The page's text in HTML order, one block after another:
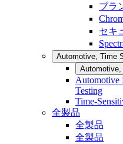
ブラ
セキ
Automotive, Time
Automotive
Testing
Time-
全製品
全製品
全製品